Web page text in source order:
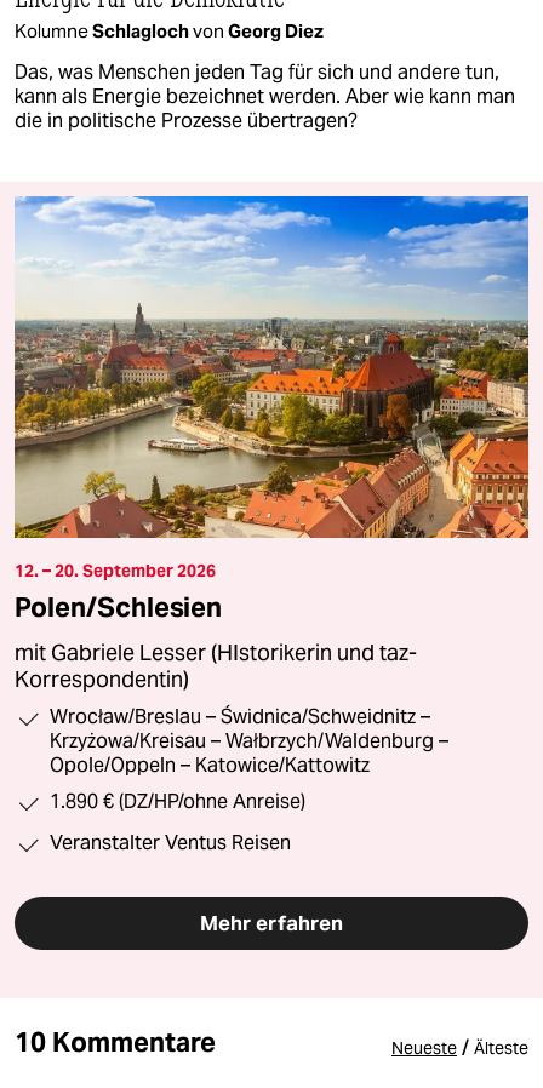
KolumneSchlaglochvon Georg Diez
Das, was Menschen jeden Tag für sich und andere tun,
kann als Energie bezeichnet werden. Aber wie kann man
die in politische Prozesse übertragen?
12. – 20. September 2026
Polen/Schlesien
mit Gabriele Lesser (HIstorikerin und taz-
Korrespondentin)
Wrocław/Breslau – Świdnica/Schweidnitz –
Krzyżowa/Kreisau – Wałbrzych/Waldenburg –
Opole/Oppeln – Katowice/Kattowitz
1.890 € (DZ/HP/ohne Anreise)
Veranstalter Ventus Reisen
Mehr erfahren
10 Kommentare Neueste / Älteste